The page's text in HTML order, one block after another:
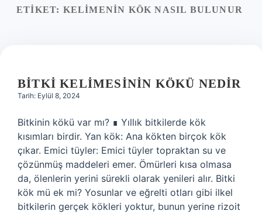
Yasal Uyarı
ETIKET: KELIMENIN KÖK NASIL BULUNUR
BITKI KELIMESININ KÖKÜ NEDIR
Tarih: Eylül 8, 2024
Bitkinin kökü var mı? ∎ Yıllık bitkilerde kök
kısımları birdir. Yan kök: Ana kökten birçok kök
çıkar. Emici tüyler: Emici tüyler topraktan su ve
çözünmüş maddeleri emer. Ömürleri kısa olmasa
da, ölenlerin yerini sürekli olarak yenileri alır. Bitki
kök mü ek mi? Yosunlar ve eğrelti otları gibi ilkel
bitkilerin gerçek kökleri yoktur, bunun yerine rizoit